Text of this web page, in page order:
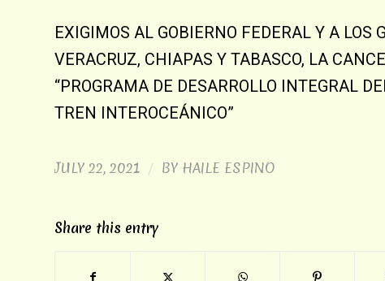
EXIGIMOS AL GOBIERNO FEDERAL Y A LOS
VERACRUZ, CHIAPAS Y TABASCO, LA
“PROGRAMA DE DESARROLLO INTEGRAL
TREN INTEROCEÁNICO”
JULY 22, 2021 / BY HAILE ESPINO
Share this entry